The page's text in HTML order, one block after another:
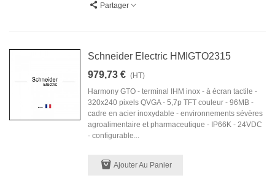
Partager
Schneider Electric HMIGTO2315
979,73 € (HT)
Harmony GTO - terminal IHM inox - à écran tactile -
320x240 pixels QVGA - 5,7p TFT couleur - 96MB -
cadre en acier inoxydable - environnements sévères
agroalimentaire et pharmaceutique - IP66K - 24VDC
- configurable...
Ajouter Au Panier